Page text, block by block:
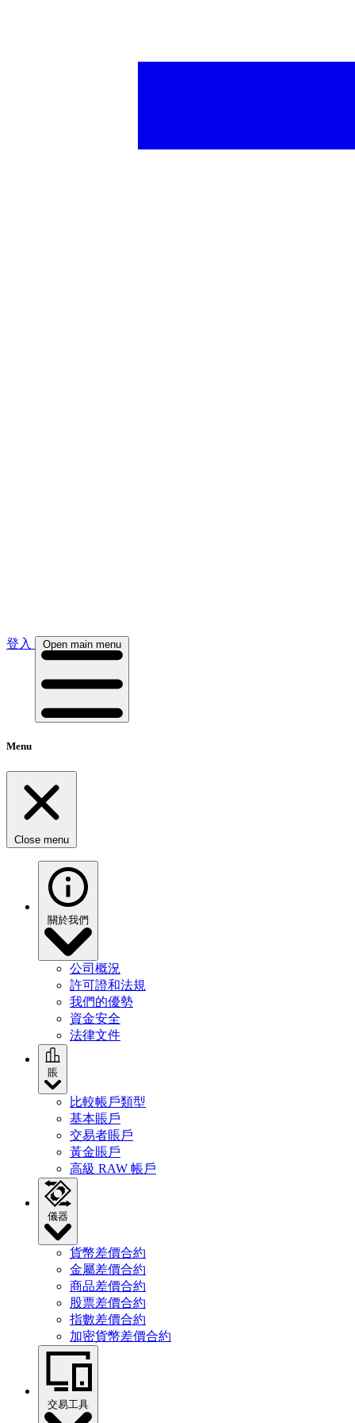
登入 Open main menu
Menu
Close menu
關於我們
公司概況
許可證和法規
我們的優勢
資金安全
法律文件
賬
比較帳戶類型
基本賬戶
交易者賬戶
黃金賬戶
高級 RAW 帳戶
儀器
貨幣差價合約
金屬差價合約
商品差價合約
股票差價合約
指數差價合約
加密貨幣差價合約
交易工具